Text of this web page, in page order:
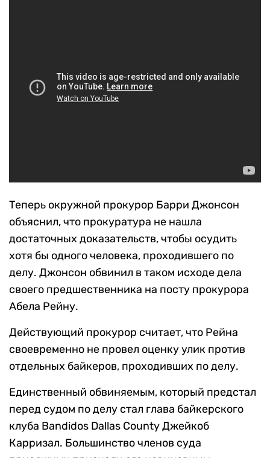
Теперь окружной прокурор Барри Джонсон
объяснил, что прокуратура не нашла
достаточных доказательств, чтобы осудить
хотя бы одного человека, проходившего по
делу. Джонсон обвинил в таком исходе дела
своего предшественника на посту прокурора
Абела Рейну.
Действующий прокурор считает, что Рейна
своевременно не провел оценку улик против
отдельных байкеров, проходивших по делу.
Единственный обвиняемым, который предстал
перед судом по делу стал глава байкерского
клуба Bandidos Dallas County Джейкоб
Карризал. Большинство членов суда